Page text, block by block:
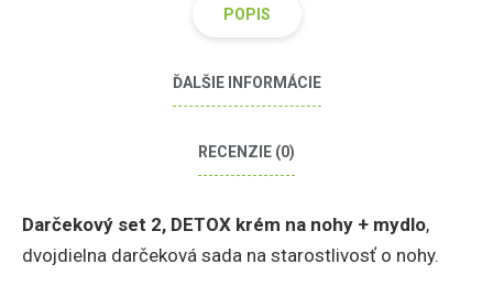
POPIS
ĎALŠIE INFORMÁCIE
RECENZIE (0)
Darčekový set 2, DETOX krém na nohy + mydlo,
dvojdielna darčeková sada na starostlivosť o nohy.